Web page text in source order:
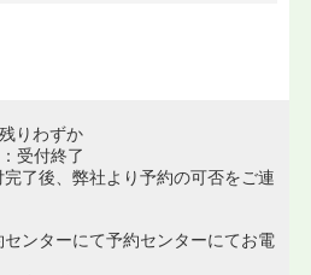
りわずか
受付終了
了後、弊社より予約の可否をご連
ンターにて予約センターにてお電